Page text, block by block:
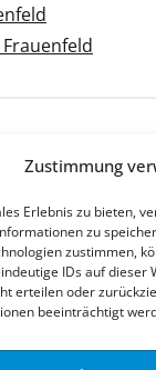
Zustimmung
Erlebnis zu bieten,
zu
zustimmen,
IDs auf dieser
erteilen oder
beeinträchtigt